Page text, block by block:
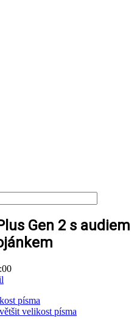
Gen 2 s audiem
písma
velikost písma